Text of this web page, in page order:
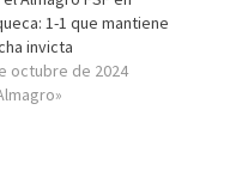
1-1 que mantiene
invicta
octubre de 2024